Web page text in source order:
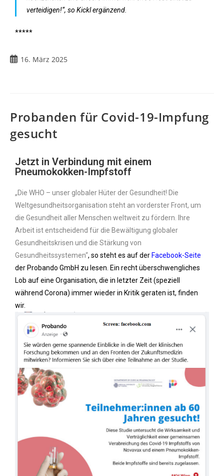
verteidigen!“, so Kickl ergänzend.
*****
16. März 2025
Probanden für Covid-19-Impfung
gesucht
Jetzt in Verbindung mit einem
Pneumokokken-Impfstoff
„Die WHO – unser globaler Hüter der Gesundheit! Die
Weltgesundheitsorganisation steht an vorderster Front, um
die Gesundheit aller Menschen weltweit zu fördern. Ihre
Arbeit ist entscheidend für die Bewältigung globaler
Gesundheitskrisen und die Stärkung von
Gesundheitssystemen“, so steht es auf der Facebook-Seite
der Probando GmbH zu lesen. Ein recht überschwengliches
Lob auf eine Organisation, die in letzter Zeit (speziell
während Corona) immer wieder in Kritik geraten ist, finden
wir.